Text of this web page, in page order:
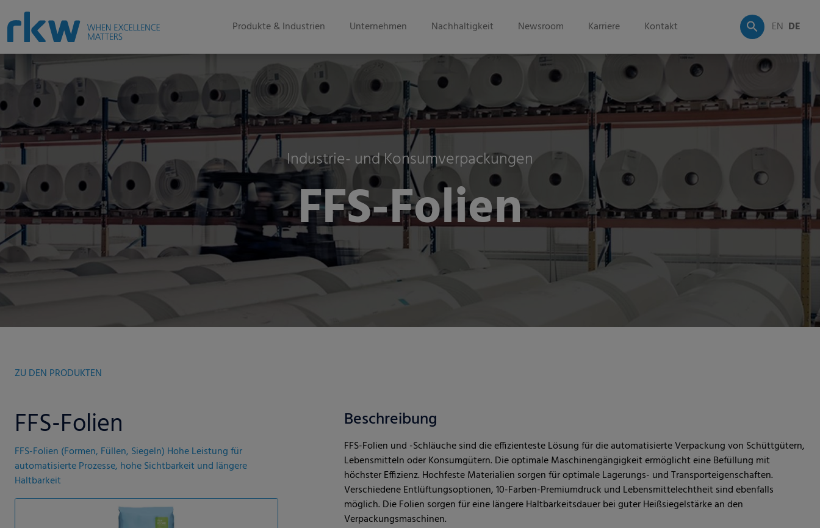
Produkte & Industrien Unternehmen Nachhaltigkeit Newsroom Karriere Kontakt EN DE
Industrie- und Konsumverpackungen
FFS-Folien
ZU DEN PRODUKTEN
FFS-Folien
FFS-Folien (Formen, Füllen, Siegeln) Hohe Leistung für
automatisierte Prozesse, hohe Sichtbarkeit und längere
Haltbarkeit
Beschreibung
FFS-Folien und -Schläuche sind die effizienteste Lösung für die automatisierte Verpackung von Schüttgütern,
Lebensmitteln oder Konsumgütern. Die optimale Maschinengängigkeit ermöglicht eine Befüllung mit
höchster Effizienz. Hochfeste Materialien sorgen für optimale Lagerungs- und Transporteigenschaften.
Verschiedene Entlüftungsoptionen, 10-Farben-Premiumdruck und Lebensmittelechtheit sind ebenfalls
möglich. Die Folien sorgen für eine längere Haltbarkeitsdauer bei guter Heißsiegelstärke an den
Verpackungsmaschinen.